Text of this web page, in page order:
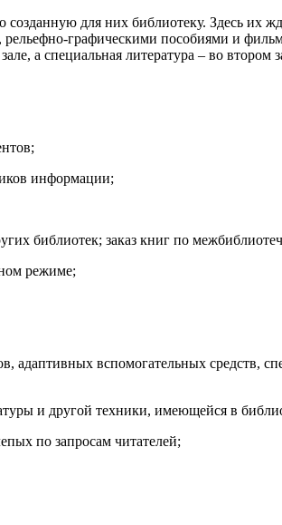
для них библиотеку. Здесь их
графическими пособиями и
а специальная литература – во втором
информации;
библиотек; заказ книг по
режиме;
вспомогательных средств,
и другой техники, имеющейся в
по запросам читателей;